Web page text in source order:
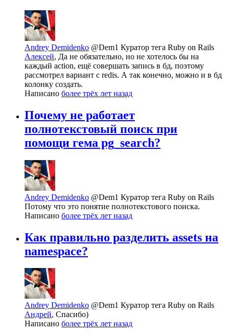
Andrey Demidenko @Dem1 Куратор тега Ruby on Rails
Алексей, Да не обязательно, но не хотелось бы на
каждый action, ещё совершать запись в бд, поэтому
рассмотрел вариант с redis. А так конечно, можно и в бд
колонку создать.
Написано более трёх лет назад
Почему не работает
полнотекстовый поиск при
помощи гема pg_search?
Andrey Demidenko @Dem1 Куратор тега Ruby on Rails
Потому что это понятие полнотекстового поиска.
Написано более трёх лет назад
Как правильно разделить assets на
namespace?
Andrey Demidenko @Dem1 Куратор тега Ruby on Rails
Андрей, Спасибо)
Написано более трёх лет назад